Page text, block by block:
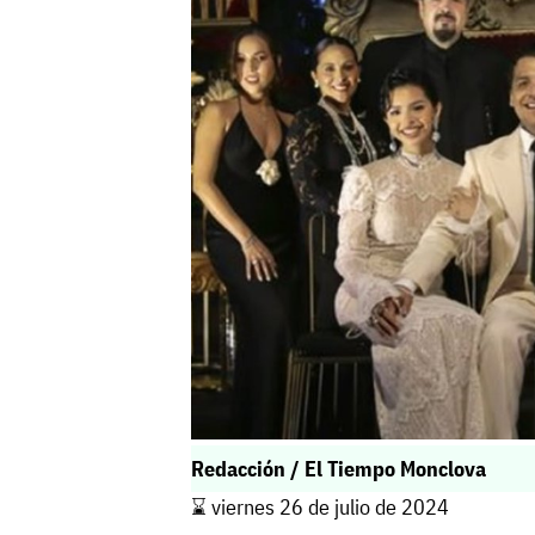
Redacción / El Tiempo Monclova
⌛️ viernes 26 de julio de 2024